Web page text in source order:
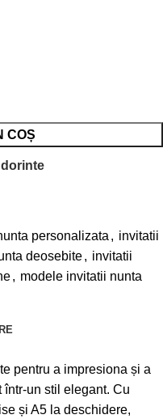
COȘ
personalizata , invitatii
deosebite, invitatii
, modele invitatii nunta
pentru a impresiona și a
un stil elegant. Cu
și A5 la deschidere,